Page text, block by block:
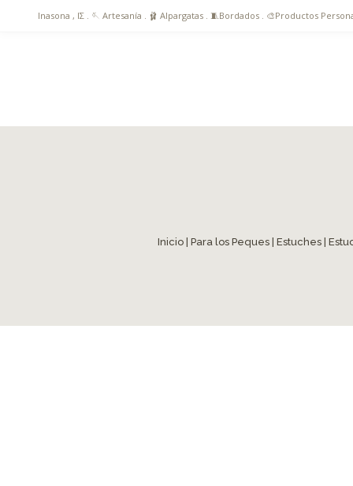
Inasona , ΙΣ . 🪡 Artesanía . 🩰 Alpargatas . 🧵Bordados . 🎨Productos
Inicio Para los Peques Estuches |